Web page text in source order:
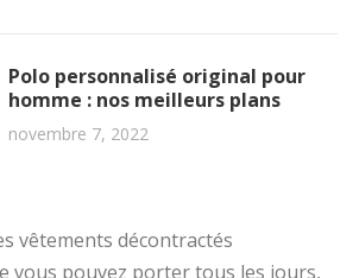
Polo personnalisé original pour
homme : nos meilleurs plans
novembre 7, 2022
vêtements décontractés
vous pouvez porter tous les jours,